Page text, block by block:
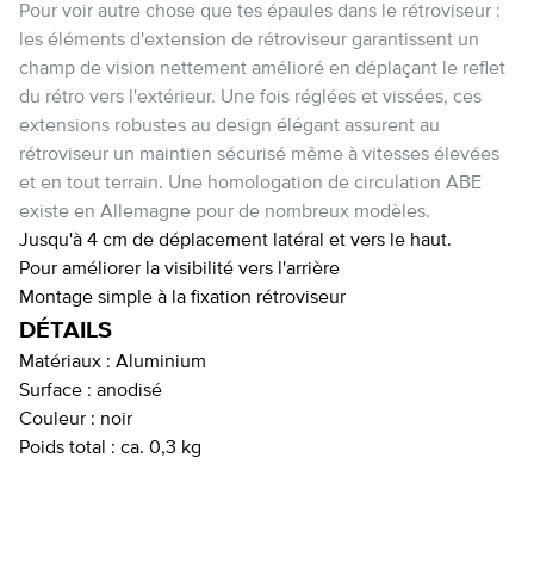
Pour voir autre chose que tes épaules dans le rétroviseur :
les éléments d'extension de rétroviseur garantissent un
champ de vision nettement amélioré en déplaçant le reflet
du rétro vers l'extérieur. Une fois réglées et vissées, ces
extensions robustes au design élégant assurent au
rétroviseur un maintien sécurisé même à vitesses élevées
et en tout terrain. Une homologation de circulation ABE
existe en Allemagne pour de nombreux modèles.
Jusqu'à 4 cm de déplacement latéral et vers le haut.
Pour améliorer la visibilité vers l'arrière
Montage simple à la fixation rétroviseur
DÉTAILS
Matériaux : Aluminium
Surface : anodisé
Couleur : noir
Poids total : ca. 0,3 kg